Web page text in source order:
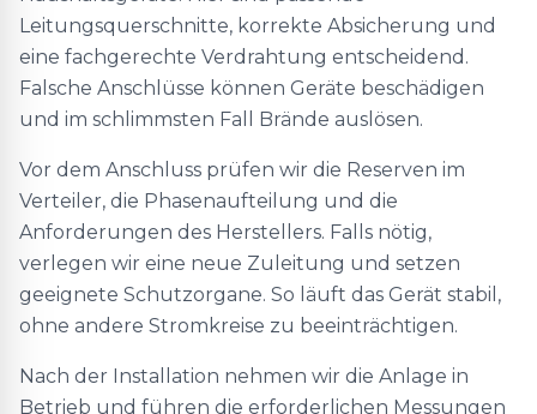
Leitungsquerschnitte, korrekte Absicherung und
eine fachgerechte Verdrahtung entscheidend.
Falsche Anschlüsse können Geräte beschädigen
und im schlimmsten Fall Brände auslösen.
Vor dem Anschluss prüfen wir die Reserven im
Verteiler, die Phasenaufteilung und die
Anforderungen des Herstellers. Falls nötig,
verlegen wir eine neue Zuleitung und setzen
geeignete Schutzorgane. So läuft das Gerät stabil,
ohne andere Stromkreise zu beeinträchtigen.
Nach der Installation nehmen wir die Anlage in
Betrieb und führen die erforderlichen Messungen